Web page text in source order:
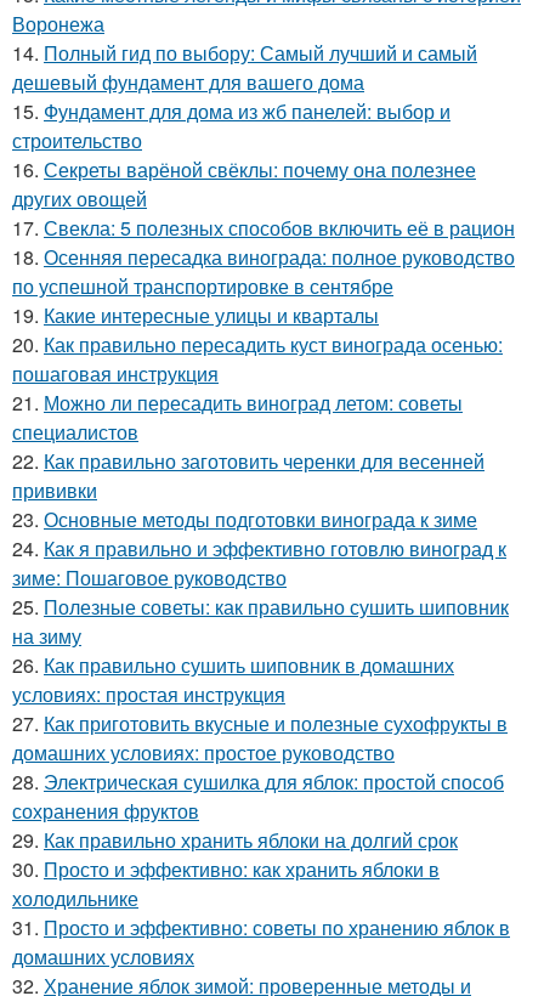
Воронежа
14. Полный гид по выбору: Самый лучший и самый
дешевый фундамент для вашего дома
15. Фундамент для дома из жб панелей: выбор и
строительство
16. Секреты варёной свёклы: почему она полезнее
других овощей
17. Свекла: 5 полезных способов включить её в рацион
18. Осенняя пересадка винограда: полное руководство
по успешной транспортировке в сентябре
19. Какие интересные улицы и кварталы
20. Как правильно пересадить куст винограда осенью:
пошаговая инструкция
21. Можно ли пересадить виноград летом: советы
специалистов
22. Как правильно заготовить черенки для весенней
прививки
23. Основные методы подготовки винограда к зиме
24. Как я правильно и эффективно готовлю виноград к
зиме: Пошаговое руководство
25. Полезные советы: как правильно сушить шиповник
на зиму
26. Как правильно сушить шиповник в домашних
условиях: простая инструкция
27. Как приготовить вкусные и полезные сухофрукты в
домашних условиях: простое руководство
28. Электрическая сушилка для яблок: простой способ
сохранения фруктов
29. Как правильно хранить яблоки на долгий срок
30. Просто и эффективно: как хранить яблоки в
холодильнике
31. Просто и эффективно: советы по хранению яблок в
домашних условиях
32. Хранение яблок зимой: проверенные методы и